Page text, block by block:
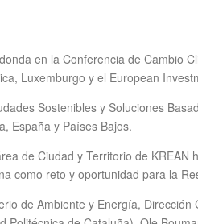
en la Conferencia de Cambio
Luxemburgo y el European
Sostenibles y Soluciones
España y Países Bajos.
de Ciudad y Territorio de
como reto y oportunidad para la
de Ambiente y Energía,